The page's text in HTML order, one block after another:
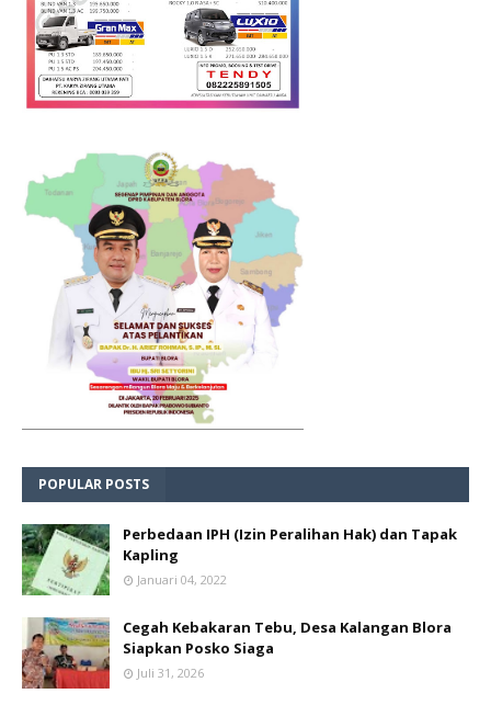
POPULAR POSTS
Perbedaan IPH (Izin Peralihan Hak) dan Tapak
Kapling
Januari 04, 2022
Cegah Kebakaran Tebu, Desa Kalangan Blora
Siapkan Posko Siaga
Juli 31, 2026